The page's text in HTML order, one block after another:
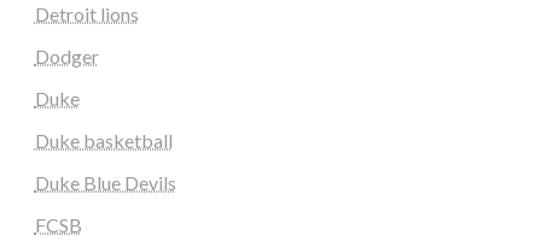
Detroit lions
Dodger
Duke
Duke basketball
Duke Blue Devils
FCSB